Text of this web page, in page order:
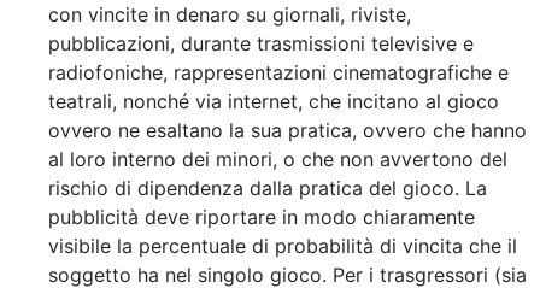
con vincite in denaro su giornali, riviste,
pubblicazioni, durante trasmissioni televisive e
radiofoniche, rappresentazioni cinematografiche e
teatrali, nonché via internet, che incitano al gioco
ovvero ne esaltano la sua pratica, ovvero che hanno
al loro interno dei minori, o che non avvertono del
rischio di dipendenza dalla pratica del gioco. La
pubblicità deve riportare in modo chiaramente
visibile la percentuale di probabilità di vincita che il
soggetto ha nel singolo gioco. Per i trasgressori (sia